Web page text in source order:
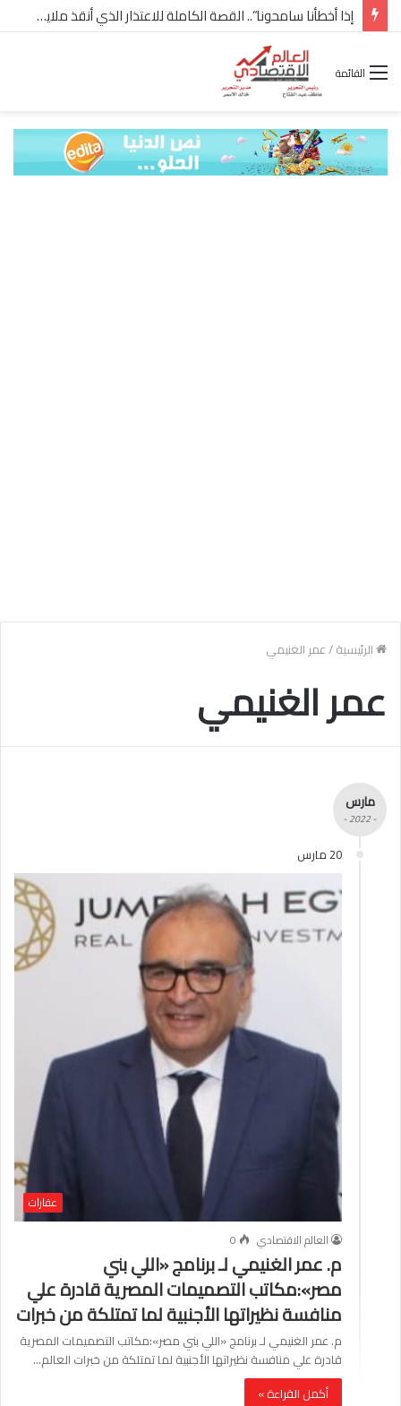
إذا أخطأنا سامحونا”.. القصة الكاملة للاعتذار الذي أنقذ ملايين “إعمار” في الساحل الشمالي
القائمة
الرئيسية/عمر الغنيمي
عمر الغنيمي
مارس
- 2022 -
20 مارس
عقارات
العالم الاقتصادي
0
م. عمر الغنيمي لـ برنامج «اللي بني
مصر»:مكاتب التصميمات المصرية قادرة علي
منافسة نظيراتها الأجنبية لما تمتلكة من خبرات
م. عمر الغنيمي لـ برنامج «اللي بني مصر»:مكاتب التصميمات المصرية
قادرة علي منافسة نظيراتها الأجنبية لما تمتلكة من خبرات العالم…
أكمل القراءة »